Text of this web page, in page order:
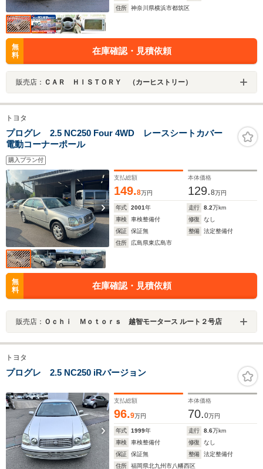
住所
神奈川県横浜市都筑区
無
料
在庫確認・見積依頼
販売店： ＣＡＲ ＨＩＳＴＯＲＹ （カーヒストリー）
トヨタ
プログレ 2.5 NC250 Four 4WD レースシートカバー
電動コーナーポール
購入プラン付
支払総額
149.8万円
本体価格
129.8万円
年式 2001年 走行 8.2万km
車検
車検整備付 修復
なし
保証
保証無 整備
法定整備付
住所
広島県東広島市
無
料
在庫確認・見積依頼
販売店： Ｏｃｈｉ Ｍｏｔｏｒｓ 越智モータース ルート２号店
トヨタ
プログレ 2.5 NC250 iRバージョン
支払総額
96.9万円
本体価格
70.0万円
年式 1999年 走行 8.6万km
車検
車検整備付 修復
なし
保証
保証無 整備
法定整備付
住所
福岡県北九州市八幡西区